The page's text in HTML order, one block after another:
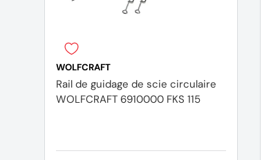
WOLFCRAFT
Rail de guidage de scie circulaire
WOLFCRAFT 6910000 FKS 115